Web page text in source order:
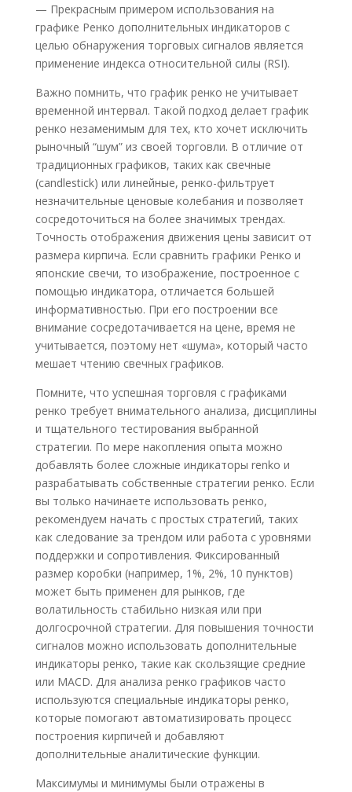
— Прекрасным примером использования на
графике Ренко дополнительных индикаторов с
целью обнаружения торговых сигналов является
применение индекса относительной силы (RSI).
Важно помнить, что график ренко не учитывает
временной интервал. Такой подход делает график
ренко незаменимым для тех, кто хочет исключить
рыночный “шум” из своей торговли. В отличие от
традиционных графиков, таких как свечные
(candlestick) или линейные, ренко-фильтрует
незначительные ценовые колебания и позволяет
сосредоточиться на более значимых трендах.
Точность отображения движения цены зависит от
размера кирпича. Если сравнить графики Ренко и
японские свечи, то изображение, построенное с
помощью индикатора, отличается большей
информативностью. При его построении все
внимание сосредотачивается на цене, время не
учитывается, поэтому нет «шума», который часто
мешает чтению свечных графиков.
Помните, что успешная торговля с графиками
ренко требует внимательного анализа, дисциплины
и тщательного тестирования выбранной
стратегии. По мере накопления опыта можно
добавлять более сложные индикаторы renko и
разрабатывать собственные стратегии ренко. Если
вы только начинаете использовать ренко,
рекомендуем начать с простых стратегий, таких
как следование за трендом или работа с уровнями
поддержки и сопротивления. Фиксированный
размер коробки (например, 1%, 2%, 10 пунктов)
может быть применен для рынков, где
волатильность стабильно низкая или при
долгосрочной стратегии. Для повышения точности
сигналов можно использовать дополнительные
индикаторы ренко, такие как скользящие средние
или MACD. Для анализа ренко графиков часто
используются специальные индикаторы ренко,
которые помогают автоматизировать процесс
построения кирпичей и добавляют
дополнительные аналитические функции.
Максимумы и минимумы были отражены в